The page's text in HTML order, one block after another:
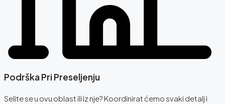
Podrška Pri Preseljenju
Selite se u ovu oblast ili iz nje? Koordinirat ćemo svaki detalj i